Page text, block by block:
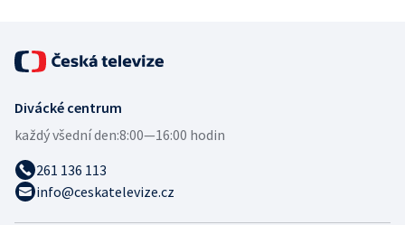
Divácké centrum
každý všední den:8:00—16:00 hodin
261 136 113
info@ceskatelevize.cz